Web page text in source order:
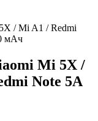
/ Mi A1 / Redmi
мАч
Mi 5X /
Note 5A